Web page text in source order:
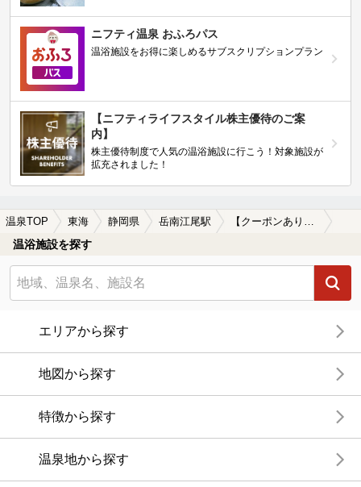
ニフティ温泉 おふろパス
温浴施設をお得に楽しめるサブスクリプションプラン
【ニフティライフスタイル株主優待のご案
内】
株主優待制度で人気の温浴施設に行こう！対象施設が
拡充されました！
温泉TOP 東海 静岡県 岳南江尾駅 【クーポンあり】切り傷に効能がある岳南江尾駅近くの温泉、日帰り温泉、スーパー銭湯おすすめ
温浴施設を探す
エリアから探す
地図から探す
特徴から探す
温泉地から探す